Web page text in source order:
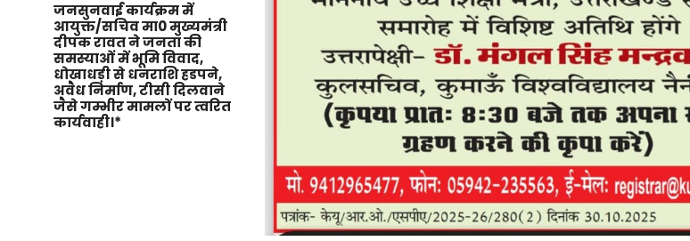
जनसुनवाई कार्यक्रम में
आयुक्त/सचिव मा0 मुख्यमंत्री
दीपक रावत ने जनता की
समस्याओं में भूमि विवाद,
धोखाधड़ी से धनराशि हडपने,
अवैध निर्माण, टीसी दिलवाने
जैसे गम्भीर मामलों पर त्वरित
कार्यवाही।*